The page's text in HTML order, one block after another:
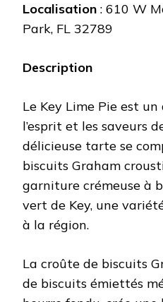
Localisation : 610 W
Park, FL 32789
Description
Le Key Lime Pie est
l’esprit et les saveurs
délicieuse tarte se
biscuits Graham
garniture crémeuse à
vert de Key, une
à la région.
La croûte de biscuits
de biscuits émiettés